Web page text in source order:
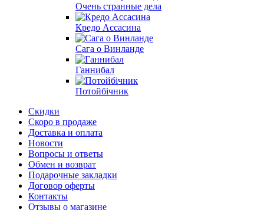
Очень странные дела
Кредо Ассасина
Сага о Винланде
Ганнибал
Потойбічник
Скидки
Скоро в продаже
Доставка и оплата
Новости
Вопросы и ответы
Обмен и возврат
Подарочные закладки
Договор оферты
Контакты
Отзывы о магазине